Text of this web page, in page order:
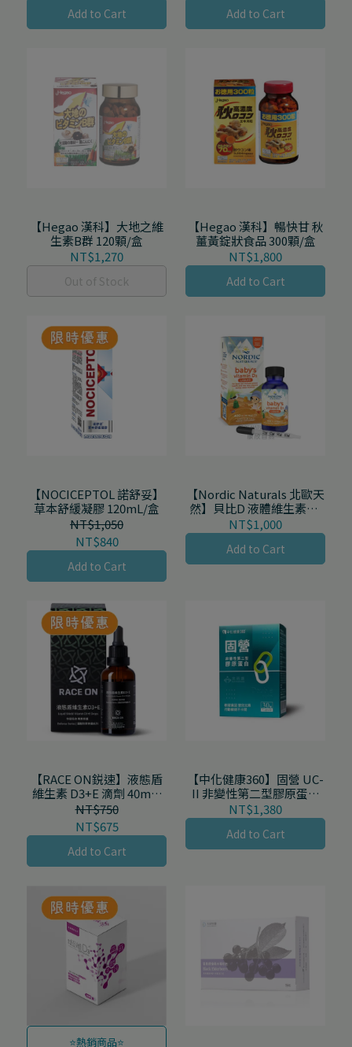
Add to Cart Add to Cart
【Hegao 漢科】大地之維
生素B群 120顆/盒
NT$1,270
Out of Stock
【Hegao 漢科】暢快甘 秋
薑黃錠狀食品 300顆/盒
NT$1,800
Add to Cart
【NOCICEPTOL 諾舒妥】
草本舒緩凝膠 120mL/盒
NT$840
NT$1,050
Add to Cart
【Nordic Naturals 北歐天
然】貝比D 液體維生素D3
滴劑 (嬰幼兒適用) 22.5mL/
罐
NT$1,000
Add to Cart
【RACE ON鋭速】液態盾
維生素 D3+E 滴劑 40mL/
盒
NT$675
NT$750
Add to Cart
【中化健康360】固營 UC-
II 非變性第二型膠原蛋白
30顆/盒
NT$1,380
Add to Cart
⭐熱銷商品⭐